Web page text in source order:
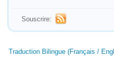
Souscrire:
Traduction Bilingue (Français /